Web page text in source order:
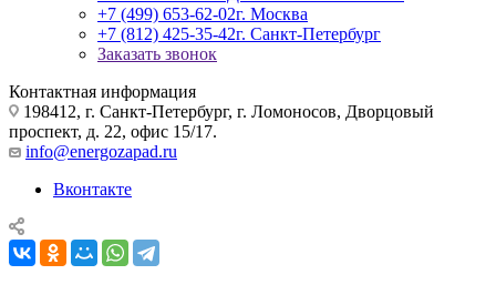
+7 (499) 653-62-02г. Москва
+7 (812) 425-35-42г. Санкт-Петербург
Заказать звонок
Контактная информация
198412, г. Санкт-Петербург, г. Ломоносов, Дворцовый
проспект, д. 22, офис 15/17.
info@energozapad.ru
Вконтакте